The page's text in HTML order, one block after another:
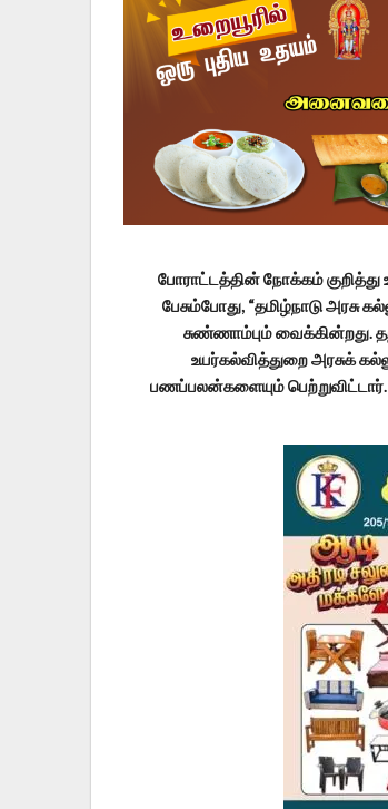
போராட்டத்தின் நோக்கம்
பேசும்போது, “தமிழ்நாடு
சுண்ணாம்பும் வைக்கின்றது.
உயர்கல்வித்துறை அரசுக்
பணப்பலன்களையும்